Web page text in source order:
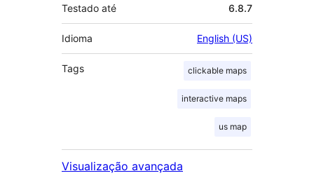
Testado até 6.8.7
Idioma English (US)
Tags clickable maps
interactive maps
us map
Visualização avançada